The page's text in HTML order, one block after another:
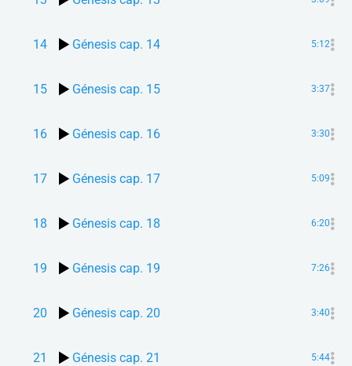
14 Génesis cap. 14 5:12
15 Génesis cap. 15 3:37
16 Génesis cap. 16 3:30
17 Génesis cap. 17 5:09
18 Génesis cap. 18 6:20
19 Génesis cap. 19 7:26
20 Génesis cap. 20 3:40
21 Génesis cap. 21 5:44